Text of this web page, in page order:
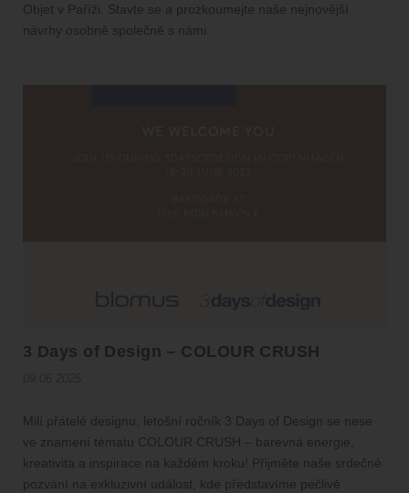
Objet v Paříži. Stavte se a prozkoumejte naše nejnovější
návrhy osobně společně s námi.
3 Days of Design – COLOUR CRUSH
Milí přátelé designu, letošní ročník 3 Days of Design se nese
ve znamení tématu COLOUR CRUSH – barevná energie,
kreativita a inspirace na každém kroku! Přijměte naše srdečné
pozvání na exkluzivní událost, kde představíme pečlivě